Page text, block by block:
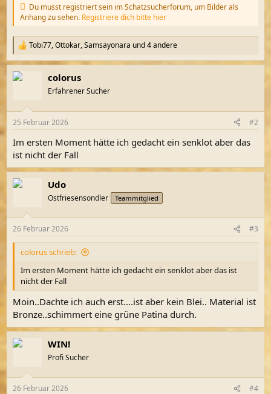
Du musst registriert sein im Schatzsucherforum, um Bilder als
Anhang zu sehen. Registriere dich bitte hier
R
e
a
k
e
:
Tobi77,Ottokar,Samsayonara und 4 andere
colorus
Erfahrener Sucher
25 Februar 2026 #2
Im ersten Moment hätte ich gedacht ein senklot aber das
ist nicht der Fall
Udo
Ostfriesensondler Teammitglied
26 Februar 2026 #3
colorus schrieb:
Im ersten Moment hätte ich gedacht ein senklot aber das ist
nicht der Fall
Moin..Dachte ich auch erst....ist aber kein Blei.. Material ist
Bronze..schimmert eine grüne Patina durch.
WIN!
Profi Sucher
26 Februar 2026 #4